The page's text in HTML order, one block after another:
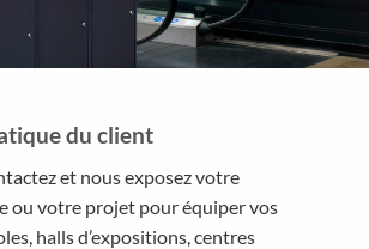
du client
et nous exposez votre
ou votre projet pour équiper vos
halls d’expositions, centres